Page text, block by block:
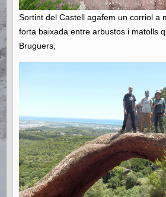
Sortint del Castell agafem un corriol a
forta baixada entre arbustos i matolls
Bruguers,